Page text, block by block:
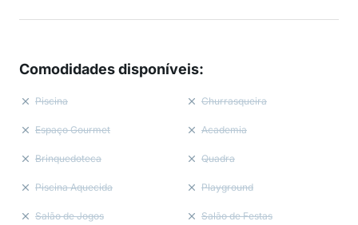
Comodidades disponíveis:
Piscina Churrasqueira
Espaço Gourmet Academia
Brinquedoteca Quadra
Piscina Aquecida Playground
Salão de Jogos Salão de Festas